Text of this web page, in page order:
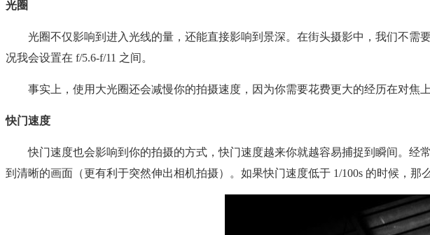
光圈
光圈不仅影响到进入光线的量，还能直接影响到景深。在街头摄影中，我们不需
况我会设置在 f/5.6-f/11 之间。
事实上，使用大光圈还会减慢你的拍摄速度，因为你需要花费更大的经历在对焦上
快门速度
快门速度也会影响到你的拍摄的方式，快门速度越来你就越容易捕捉到瞬间。经
到清晰的画面（更有利于突然伸出相机拍摄）。如果快门速度低于 1/100s 的时候，那